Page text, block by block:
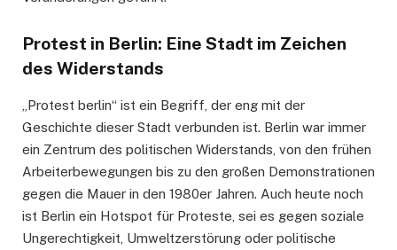
Protest in Berlin: Eine Stadt im Zeichen
des Widerstands
„Protest berlin“ ist ein Begriff, der eng mit der
Geschichte dieser Stadt verbunden ist. Berlin war immer
ein Zentrum des politischen Widerstands, von den frühen
Arbeiterbewegungen bis zu den großen Demonstrationen
gegen die Mauer in den 1980er Jahren. Auch heute noch
ist Berlin ein Hotspot für Proteste, sei es gegen soziale
Ungerechtigkeit, Umweltzerstörung oder politische